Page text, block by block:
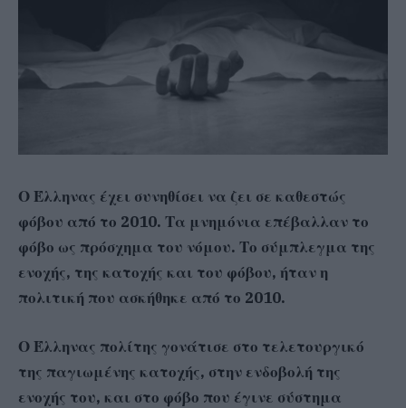
Ο Έλληνας έχει συνηθίσει να ζει σε καθεστώς
φόβου από το 2010. Τα μνημόνια επέβαλλαν το
φόβο ως πρόσχημα του νόμου. Το σύμπλεγμα της
ενοχής, της κατοχής και του φόβου, ήταν η
πολιτική που ασκήθηκε από το 2010.
Ο Έλληνας πολίτης γονάτισε στο τελετουργικό
της παγιωμένης κατοχής, στην ενδοβολή της
ενοχής του, και στο φόβο που έγινε σύστημα